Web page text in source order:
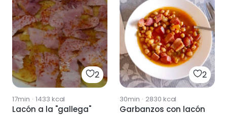
2
17min · 1433 kcal
Lacón a la "gallega"
2
30min · 2830 kcal
Garbanzos con lacón